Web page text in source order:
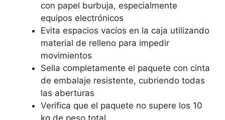
con papel burbuja, especialmente
equipos electrónicos
Evita espacios vacíos en la caja utilizando
material de relleno para impedir
movimientos
Sella completamente el paquete con cinta
de embalaje resistente, cubriendo todas
las aberturas
Verifica que el paquete no supere los 10